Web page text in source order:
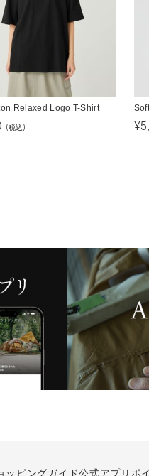
Relaxed Logo T-Shirt
(税込) ¥
ッピングガイド公式アプリ ポ